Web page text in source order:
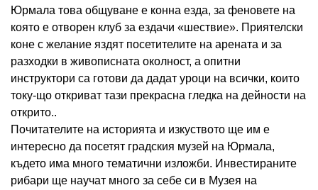
Юрмала това общуване е конна езда, за феновете на
която е отворен клуб за ездачи «шествие». Приятелски
коне с желание яздят посетителите на арената и за
разходки в живописната околност, а опитни
инструктори са готови да дадат уроци на всички, които
току-що откриват тази прекрасна гледка на дейности на
открито..
Почитателите на историята и изкуството ще им е
интересно да посетят градския музей на Юрмала,
където има много тематични изложби. Инвестираните
рибари ще научат много за себе си в Музея на